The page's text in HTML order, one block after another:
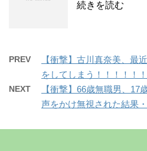
続きを読む
PREV
【衝撃】古川真奈美、最
をしてしまう！！！！！！
NEXT
【衝撃】66歳無職男、17
声をかけ無視された結果・